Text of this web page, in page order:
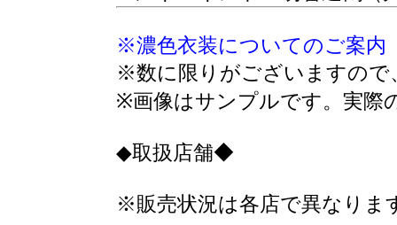
※濃色衣装についてのご案内
※数に限りがございますので
※画像はサンプルです。実際
◆取扱店舗◆
※販売状況は各店で異なりま